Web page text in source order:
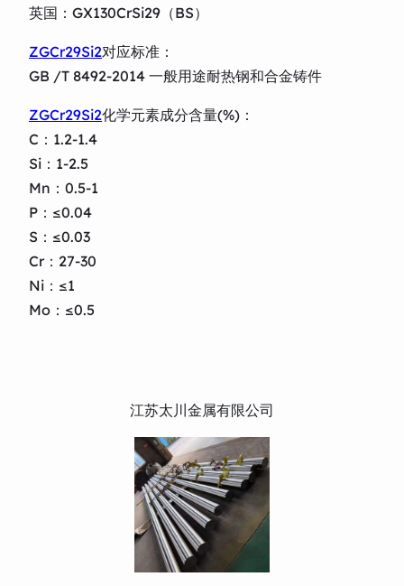
英国：GX130CrSi29（BS）
ZGCr29Si2对应标准：
GB /T 8492-2014 一般用途耐热钢和合金铸件
ZGCr29Si2化学元素成分含量(%)：
C：1.2-1.4
Si：1-2.5
Mn：0.5-1
P：≤0.04
S：≤0.03
Cr：27-30
Ni：≤1
Mo：≤0.5
江苏太川金属有限公司